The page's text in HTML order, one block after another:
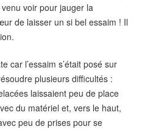
voir pour jauger la
de laisser un si bel essaim ! Il
car l’essaim s’était posé sur
plusieurs difficultés :
laissaient peu de place
du matériel et, vers le haut,
peu de prises pour se